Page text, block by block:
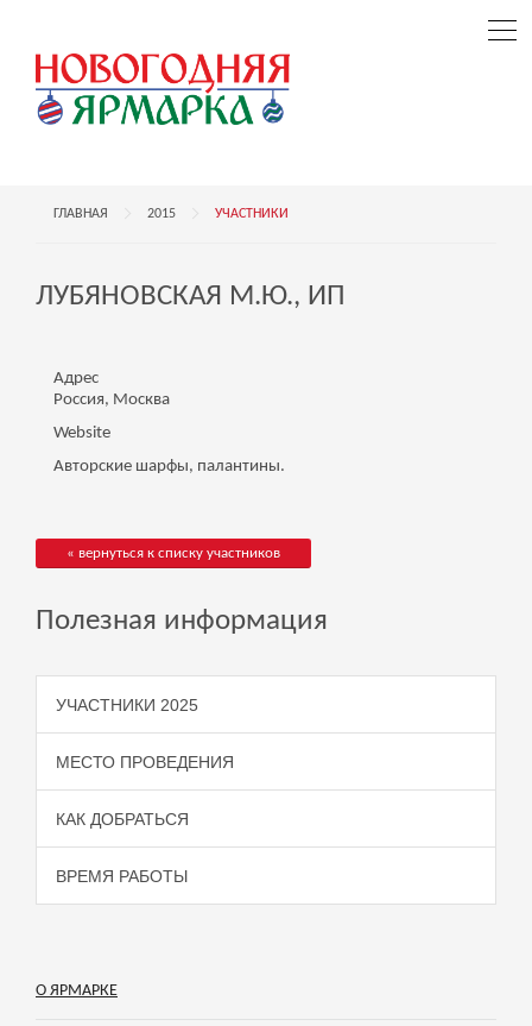
ГЛАВНАЯ 2015 УЧАСТНИКИ
ЛУБЯНОВСКАЯ М.Ю., ИП
Адрес
Россия, Москва
Website
Авторские шарфы, палантины.
« вернуться к списку участников
Полезная информация
УЧАСТНИКИ 2025
МЕСТО ПРОВЕДЕНИЯ
КАК ДОБРАТЬСЯ
ВРЕМЯ РАБОТЫ
О ЯРМАРКЕ